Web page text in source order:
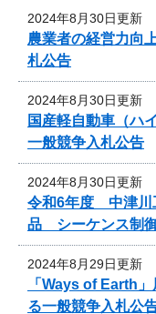
2024年8月30日更新
農業者の経営力向
札公告
2024年8月30日更新
国産軽自動車（ハ
一般競争入札公告
2024年8月30日更新
令和6年度 中津
品 シーケンス制
2024年8月29日更新
「Ways of Earth
る一般競争入札公